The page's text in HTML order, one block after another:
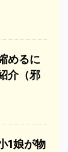
めるに
介（邪
1娘が物